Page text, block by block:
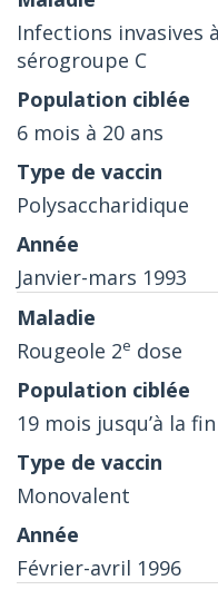
Infections invasives
sérogroupe C
6 mois à 20 ans
Polysaccharidique
Janvier-mars 1993
Rougeole 2e dose
19 mois jusqu’à la
Monovalent
Février-avril 1996